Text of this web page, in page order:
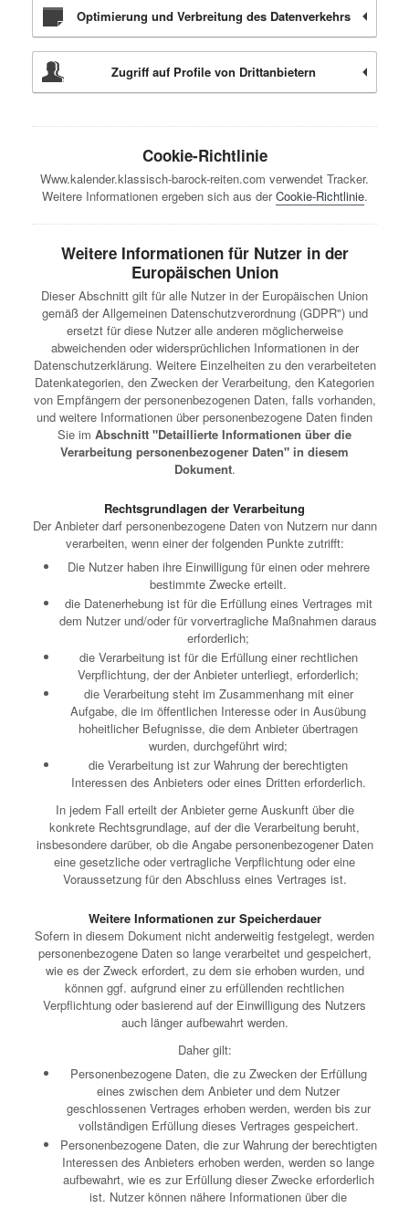
Optimierung und Verbreitung des Datenverkehrs
Zugriff auf Profile von Drittanbietern
Cookie-Richtlinie
Www.kalender.klassisch-barock-reiten.com verwendet Tracker.
Weitere Informationen ergeben sich aus derCookie-Richtlinie.
Weitere Informationen für Nutzer in der
Europäischen Union
Dieser Abschnitt gilt für alle Nutzer in der Europäischen Union
gemäß der Allgemeinen Datenschutzverordnung (GDPR") und
ersetzt für diese Nutzer alle anderen möglicherweise
abweichenden oder widersprüchlichen Informationen in der
Datenschutzerklärung. Weitere Einzelheiten zu den verarbeiteten
Datenkategorien, den Zwecken der Verarbeitung, den Kategorien
von Empfängern der personenbezogenen Daten, falls vorhanden,
und weitere Informationen über personenbezogene Daten finden
Sie im Abschnitt "Detaillierte Informationen über die
Verarbeitung personenbezogener Daten" in diesem
Dokument.
Rechtsgrundlagen der Verarbeitung
Der Anbieter darf personenbezogene Daten von Nutzern nur dann
verarbeiten, wenn einer der folgenden Punkte zutrifft:
Die Nutzer haben ihre Einwilligung für einen oder mehrere
bestimmte Zwecke erteilt.
die Datenerhebung ist für die Erfüllung eines Vertrages mit
dem Nutzer und/oder für vorvertragliche Maßnahmen daraus
erforderlich;
die Verarbeitung ist für die Erfüllung einer rechtlichen
Verpflichtung, der der Anbieter unterliegt, erforderlich;
die Verarbeitung steht im Zusammenhang mit einer
Aufgabe, die im öffentlichen Interesse oder in Ausübung
hoheitlicher Befugnisse, die dem Anbieter übertragen
wurden, durchgeführt wird;
die Verarbeitung ist zur Wahrung der berechtigten
Interessen des Anbieters oder eines Dritten erforderlich.
In jedem Fall erteilt der Anbieter gerne Auskunft über die
konkrete Rechtsgrundlage, auf der die Verarbeitung beruht,
insbesondere darüber, ob die Angabe personenbezogener Daten
eine gesetzliche oder vertragliche Verpflichtung oder eine
Voraussetzung für den Abschluss eines Vertrages ist.
Weitere Informationen zur Speicherdauer
Sofern in diesem Dokument nicht anderweitig festgelegt, werden
personenbezogene Daten so lange verarbeitet und gespeichert,
wie es der Zweck erfordert, zu dem sie erhoben wurden, und
können ggf. aufgrund einer zu erfüllenden rechtlichen
Verpflichtung oder basierend auf der Einwilligung des Nutzers
auch länger aufbewahrt werden.
Daher gilt:
Personenbezogene Daten, die zu Zwecken der Erfüllung
eines zwischen dem Anbieter und dem Nutzer
geschlossenen Vertrages erhoben werden, werden bis zur
vollständigen Erfüllung dieses Vertrages gespeichert.
Personenbezogene Daten, die zur Wahrung der berechtigten
Interessen des Anbieters erhoben werden, werden so lange
aufbewahrt, wie es zur Erfüllung dieser Zwecke erforderlich
ist. Nutzer können nähere Informationen über die